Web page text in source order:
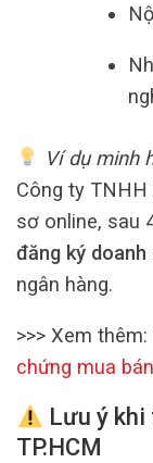
Ví dụ minh
Công ty TNHH
sơ online, sau
đăng ký doanh
ngân hàng.
>>> Xem
chứng mua
Lưu ý
TP.HCM